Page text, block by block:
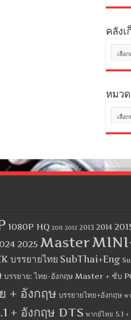
คลังเ
เก็บ
หมว
หมู่
1080P HQ 2011 2012 2013 2014
2025 Master
บรรยายไทย SubThai+Eng
บรรยาย: ไทย-อังกฤษ Master + ซับ
+ อังกฤษ บรรยายไทย+อังกฤษ พ
+ อังกฤษ DTS พากย์ไทย 5.1 +